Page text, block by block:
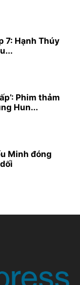
7: Hạnh Thúy
Phim thảm
Hun...
Minh đóng